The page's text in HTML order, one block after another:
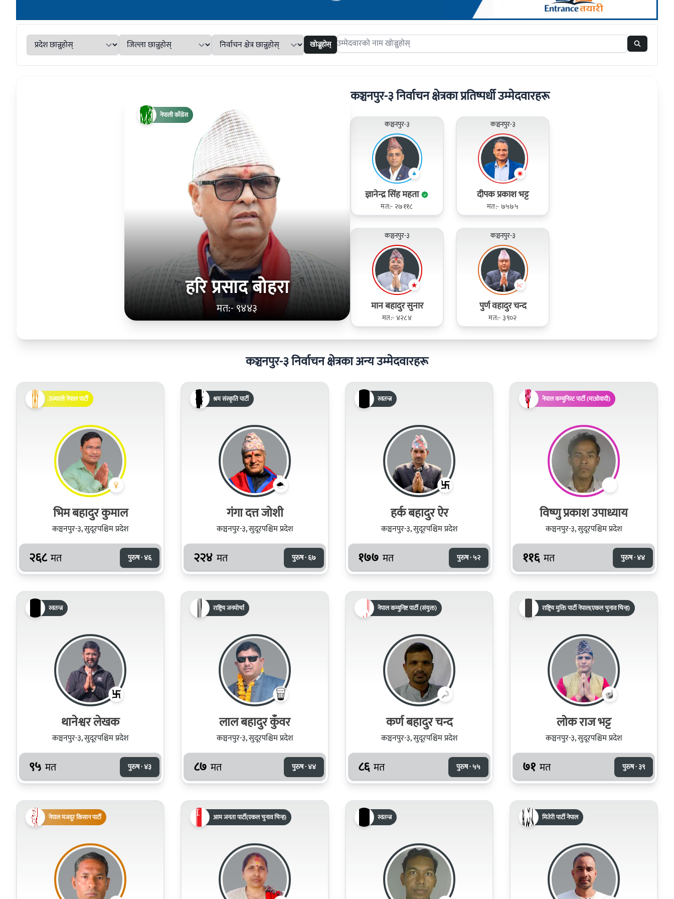
खोज्नुहोस् Search candidates
हरि प्रसाद बोहरा
मत:- ९४४३
नेपाली काँग्रेस
कञ्चनपुर-३ निर्वाचन क्षेत्रका प्रतिष्पर्धी उम्मेदवारहरू
कञ्चनपुर-३
ज्ञानेन्द्र सिंह महता
मत:- २७११८
कञ्चनपुर-३
दीपक प्रकाश भट्ट
मत:- ७५७५
कञ्चनपुर-३
मान बहादुर सुनार
मत:- ४२८४
कञ्चनपुर-३
पुर्ण वहादुर चन्द
मत:- ३९०२
कञ्चनपुर-३ निर्वाचन क्षेत्रका अन्य उम्मेदवारहरू
उज्यालो नेपाल पार्टी
भिम बहादुर कुमाल
कञ्चनपुर-३, सुदूरपश्चिम प्रदेश
२६८ मत पुरुष · ४६
श्रम संस्कृति पार्टी
गंगा दत्त जोशी
कञ्चनपुर-३, सुदूरपश्चिम प्रदेश
२२४ मत पुरुष · ६७
स्वतन्त्र
हर्क बहादुर ऐर
कञ्चनपुर-३, सुदूरपश्चिम प्रदेश
१७७ मत पुरुष · ५२
नेपाल कम्युनिस्ट पार्टी (माओवादी)
विष्णु प्रकाश उपाध्याय
कञ्चनपुर-३, सुदूरपश्चिम प्रदेश
११६ मत पुरुष · ४४
स्वतन्त्र
थानेश्वर लेखक
कञ्चनपुर-३, सुदूरपश्चिम प्रदेश
९५ मत पुरुष · ४३
राष्ट्रिय जनमोर्चा
लाल बहादुर कुँवर
कञ्चनपुर-३, सुदूरपश्चिम प्रदेश
८७ मत पुरुष · ४४
नेपाल कम्युनिष्ट पार्टी (संयुक्त)
कर्ण बहादुर चन्द
कञ्चनपुर-३, सुदूरपश्चिम प्रदेश
८६ मत पुरुष · ५५
राष्ट्रिय मुक्ति पार्टी नेपाल(एकल चुनाव चिन्ह)
लोक राज भट्ट
कञ्चनपुर-३, सुदूरपश्चिम प्रदेश
७१ मत पुरुष · ३९
नेपाल मजदुर किसान पार्टी आम जनता पार्टी(एकल चुनाव चिन्ह) स्वतन्त्र मितेरी पार्टी नेपाल